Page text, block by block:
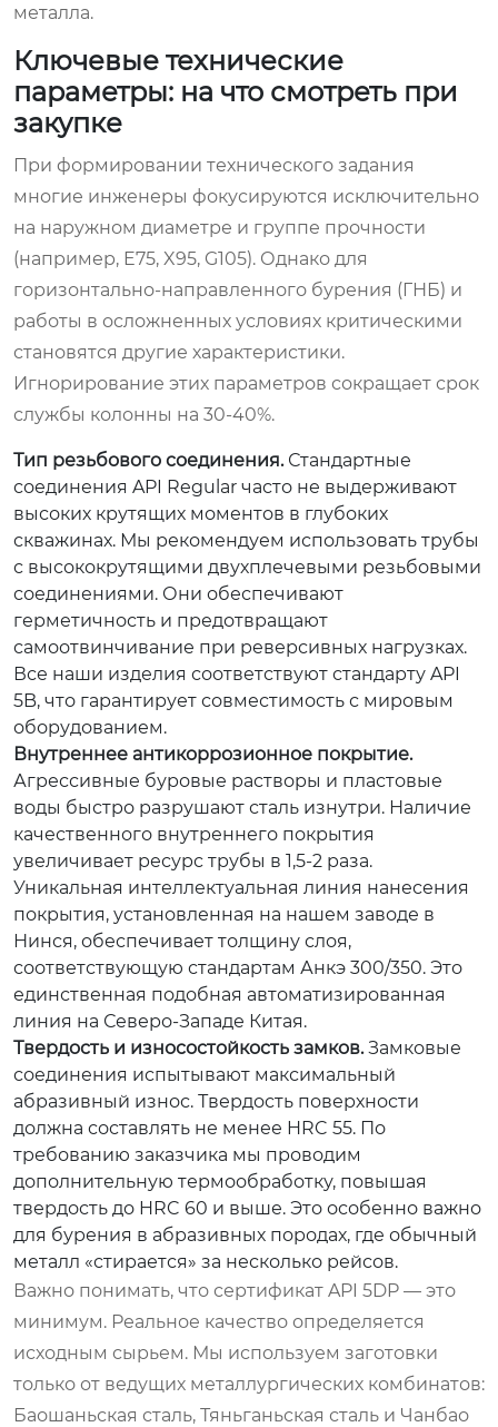
металла.
Ключевые технические
параметры: на что смотреть при
закупке
При формировании технического задания
многие инженеры фокусируются исключительно
на наружном диаметре и группе прочности
(например, E75, X95, G105). Однако для
горизонтально-направленного бурения (ГНБ) и
работы в осложненных условиях критическими
становятся другие характеристики.
Игнорирование этих параметров сокращает срок
службы колонны на 30-40%.
Тип резьбового соединения.Стандартные
соединения API Regular часто не выдерживают
высоких крутящих моментов в глубоких
скважинах. Мы рекомендуем использовать трубы
с высококрутящими двухплечевыми резьбовыми
соединениями. Они обеспечивают
герметичность и предотвращают
самоотвинчивание при реверсивных нагрузках.
Все наши изделия соответствуют стандарту API
5B, что гарантирует совместимость с мировым
оборудованием.
Внутреннее антикоррозионное покрытие.
Агрессивные буровые растворы и пластовые
воды быстро разрушают сталь изнутри. Наличие
качественного внутреннего покрытия
увеличивает ресурс трубы в 1,5-2 раза.
Уникальная интеллектуальная линия нанесения
покрытия, установленная на нашем заводе в
Нинся, обеспечивает толщину слоя,
соответствующую стандартам Анкэ 300/350. Это
единственная подобная автоматизированная
линия на Северо-Западе Китая.
Твердость и износостойкость замков.Замковые
соединения испытывают максимальный
абразивный износ. Твердость поверхности
должна составлять не менее HRC 55. По
требованию заказчика мы проводим
дополнительную термообработку, повышая
твердость до HRC 60 и выше. Это особенно важно
для бурения в абразивных породах, где обычный
металл «стирается» за несколько рейсов.
Важно понимать, что сертификат API 5DP — это
минимум. Реальное качество определяется
исходным сырьем. Мы используем заготовки
только от ведущих металлургических комбинатов:
Баошаньская сталь, Тяньганьская сталь и Чанбао